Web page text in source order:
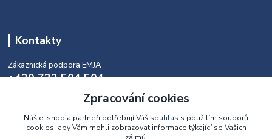
Kontakty
Zákaznická podpora EMJA
+420 732 504 504
(během naší aktuální otevírací doby)
info@emja.cz
Zpracování cookies
Náš e-shop a partneři potřebují Váš souhlas s použitím souborů
cookies, aby Vám mohli zobrazovat informace týkající se Vašich
zájmů.